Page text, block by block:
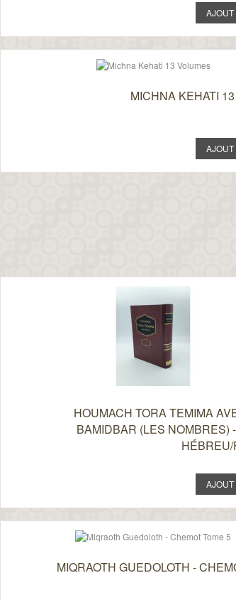
MICHNA KEHATI
HOUMACH TORA TEMIMA
BAMIDBAR (LES NOMBRES)
MIQRAOTH GUEDOLOTH -